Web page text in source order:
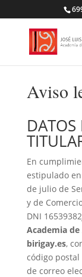
Aviso
DATOS
En
estipulado
de julio de
y de
DNI
Academia
birigay.es,
código postal
de correo